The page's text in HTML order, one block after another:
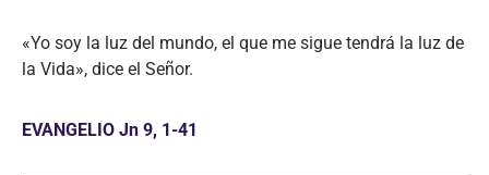
«Yo soy la luz del mundo, el que me sigue tendrá la luz de
la Vida», dice el Señor.
EVANGELIO Jn 9, 1-41